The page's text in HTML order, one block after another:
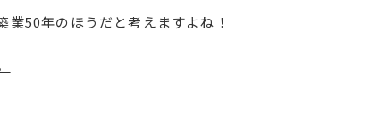
50年のほうだと考えますよね！